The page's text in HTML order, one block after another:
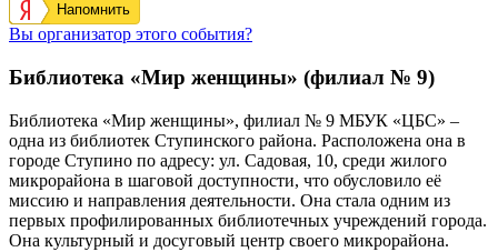
Напомнить
Вы организатор этого события?
Библиотека «Мир женщины» (филиал № 9)
Библиотека «Мир женщины», филиал № 9 МБУК «ЦБС» –
одна из библиотек Ступинского района. Расположена она в
городе Ступино по адресу: ул. Садовая, 10, среди жилого
микрорайона в шаговой доступности, что обусловило её
миссию и направления деятельности. Она стала одним из
первых профилированных библиотечных учреждений города.
Она культурный и досуговый центр своего микрорайона.